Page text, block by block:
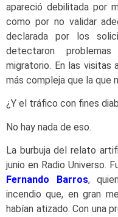
apareció debilitada por
como por no validar
declarada por los
detectaron
migratorio. En las visitas
más compleja que la que
¿Y el tráfico con fines
No hay nada de eso.
La burbuja del relato
junio en Radio Universo.
Fernando Barros,
incendio que, en gran
habían atizado. Con una